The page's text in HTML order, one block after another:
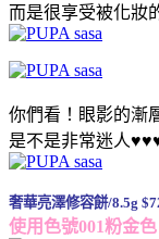
而是很享受被化妝
你們看！眼影的漸
是不是非常迷人
奢華亮澤修容餅/8.5g
使用色號001粉金色